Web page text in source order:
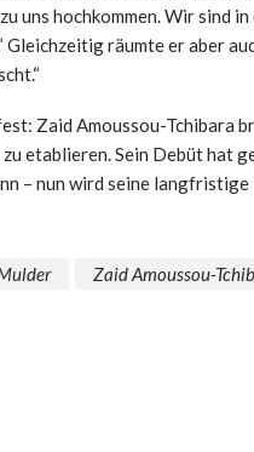
uns hochkommen. Wir sind
Gleichzeitig räumte er aber
Zaid Amoussou-Tchibara
etablieren. Sein Debüt hat
– nun wird seine
Zaid Amoussou-